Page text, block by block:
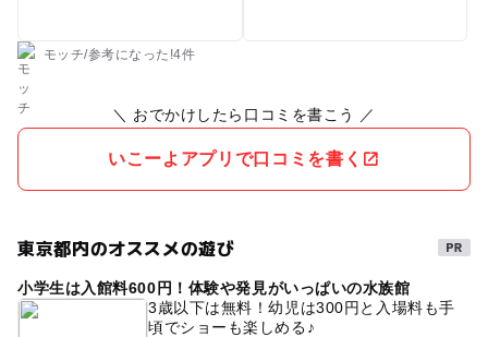
が出来ました。
モッチ/参考になった!4件
＼ おでかけしたら口コミを書こう ／
いこーよアプリで口コミを書く
東京都内のオススメの遊び
小学生は入館料600円！体験や発見がいっぱいの水族館
3歳以下は無料！幼児は300円と入場料も手
頃でショーも楽しめる♪